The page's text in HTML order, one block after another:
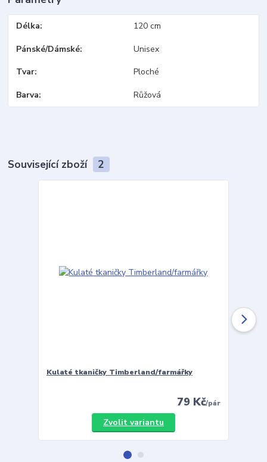
Délka 120 cm
Pánské/Dámské Unisex
Tvar Ploché
Barva Růžová
Související zboží 2
Kulaté tkaničky Timberland/farmářky
79 Kč/pár
Zvolit variantu